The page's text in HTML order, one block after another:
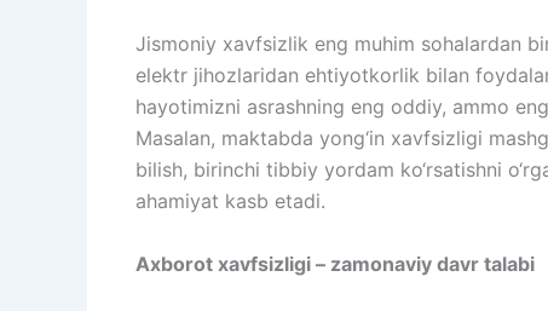
Jismoniy xavfsizlik eng muhim sohalardan
elektr jihozlaridan ehtiyotkorlik bilan
hayotimizni asrashning eng oddiy, ammo
Masalan, maktabda yong‘in xavfsizligi
bilish, birinchi tibbiy yordam ko‘rsatishni
ahamiyat kasb etadi.
Axborot xavfsizligi – zamonaviy davr talabi